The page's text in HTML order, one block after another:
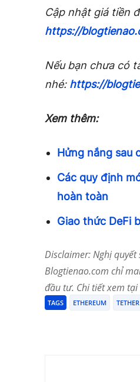
Cập nhật giá tiền
https://
Nếu bạn chưa có
nhé: https://
Xem thêm:
Hửng nắng sau
Các quy định
hoàn toàn
Giao thức DeFi
Disclaimer: Nghị
Blogtienao.com chỉ
đầu tư. Chi tiết xem tại
TAGS ETHEREUM TETHER